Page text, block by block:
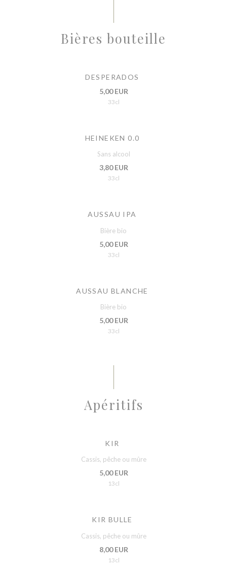
Bières bouteille
DESPERADOS
5,00 EUR
33cl
HEINEKEN 0.0
Sans alcool
3,80 EUR
33cl
AUSSAU IPA
Bière bio
5,00 EUR
33cl
AUSSAU BLANCHE
Bière bio
5,00 EUR
33cl
Apéritifs
KIR
Cassis, pêche ou mûre
5,00 EUR
13cl
KIR BULLE
Cassis, pêche ou mûre
8,00 EUR
13cl